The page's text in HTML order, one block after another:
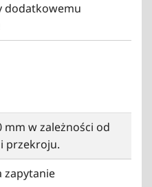
dodatkowemu
mm w zależności od
przekroju.
zapytanie